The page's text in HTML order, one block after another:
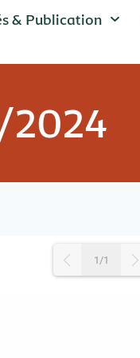
& Publication
2024
1/1